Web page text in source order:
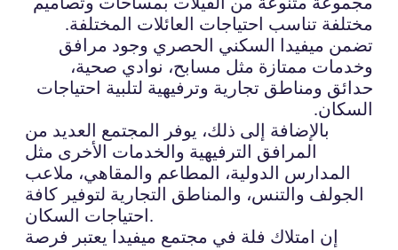
مختلفة تناسب احتياجات العائلات المختلفة.
تضمن ميفيدا السكني الحصري وجود مرافق
وخدمات ممتازة مثل مسابح، نوادي صحية،
حدائق ومناطق تجارية وترفيهية لتلبية احتياجات
السكان.
بالإضافة إلى ذلك، يوفر المجتمع العديد من
المرافق الترفيهية والخدمات الأخرى مثل
المدارس الدولية، المطاعم والمقاهي، ملاعب
الجولف والتنس، والمناطق التجارية لتوفير كافة
احتياجات السكان.
إن امتلاك فلة في مجتمع ميفيدا يعتبر فرصة